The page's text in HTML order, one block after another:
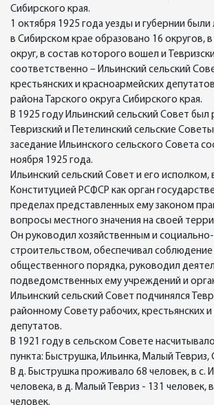
Сибирского края.
1 октября 1925 года уезды и губернии
в Сибирском крае образовано 16 округов, в
округ, в состав которого вошел и
соответственно – Ильинский сельский
крестьянских и красноармейских
района Тарского округа Сибирского края.
В 1925 году Ильинский сельский Совет был
Тевризский и Петелинский сельские
заседание Ильинского сельского Совета
ноября 1925 года.
Ильинский сельский Совет и его исполком,
Конституцией РСФСР как орган
пределах представленных ему законом
вопросы местного значения на своей
Он руководил хозяйственным и
строительством, обеспечивал соблюдение
общественного порядка, руководил
подведомственных ему учреждений и
Ильинский сельский Совет подчинялся
районному Совету рабочих, крестьянских
депутатов.
В 1921 году в сельском Совете
пункта: Быструшка, Ильинка, Малый Тевриз,
В д. Быструшка проживало 68 человек, в с.
человека, в д. Малый Тевриз - 131 человек,
человек.